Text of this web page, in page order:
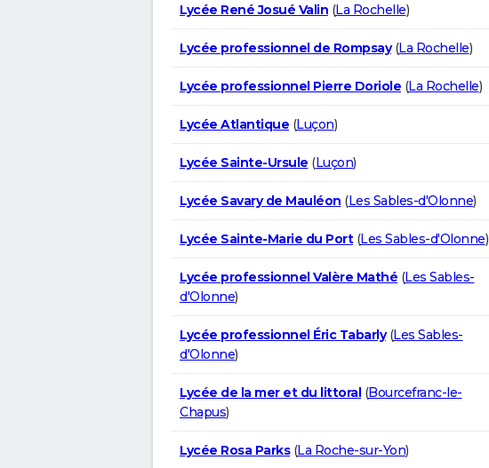
Lycée René Josué Valin (La Rochelle)
Lycée professionnel de Rompsay(La Rochelle)
Lycée professionnel Pierre Doriole (La Rochelle)
Lycée Atlantique (Luçon)
Lycée Sainte-Ursule (Luçon)
Lycée Savary de Mauléon (Les Sables-d'Olonne)
Lycée Sainte-Marie du Port(Les Sables-d'Olonne)
Lycée professionnel Valère Mathé (Les Sables-
d'Olonne)
Lycée professionnel Éric Tabarly(Les Sables-
d'Olonne)
Lycée de la mer et du littoral(Bourcefranc-le-
Chapus)
Lycée Rosa Parks(La Roche-sur-Yon)